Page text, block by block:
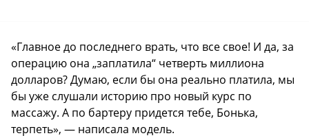
«Главное до последнего врать, что все свое! И да, за
операцию она „заплатила“ четверть миллиона
долларов? Думаю, если бы она реально платила, мы
бы уже слушали историю про новый курс по
массажу. А по бартеру придется тебе, Бонька,
терпеть», — написала модель.